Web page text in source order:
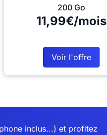
200 Go
11,99€/mois
Voir l'offre
inclus...) et profitez